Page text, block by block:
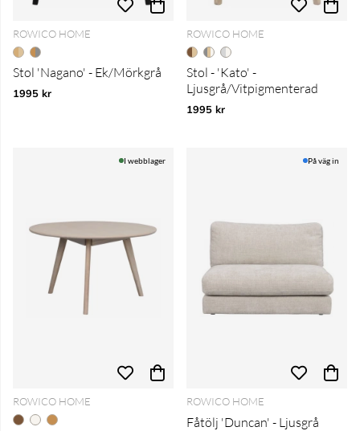
ROWICO HOME
Stol 'Nagano' - Ek/Mörkgrå
1995 kr
ROWICO HOME
Stol - 'Kato' -
Ljusgrå/Vitpigmenterad
1995 kr
I webblager
ROWICO HOME
På väg in
ROWICO HOME
Fåtölj 'Duncan' - Ljusgrå